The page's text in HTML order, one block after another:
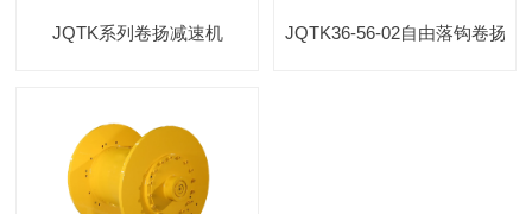
JQTK系列卷扬减速机 JQTK36-56-02自由落钩卷扬减